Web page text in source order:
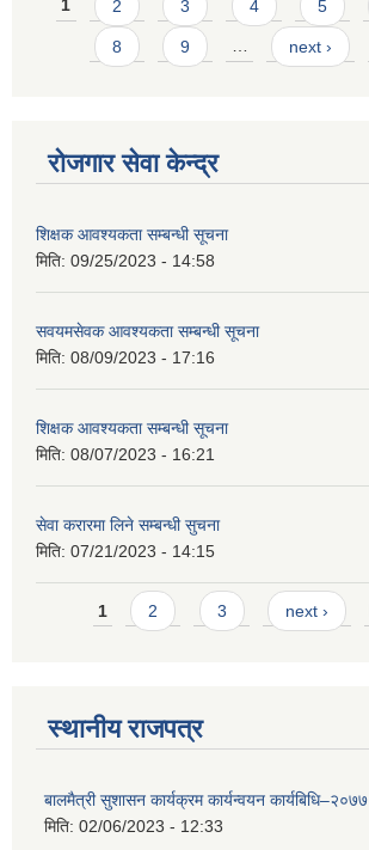
1 2 3 4 5
8 9 … next ›
रोजगार सेवा केन्द्र
शिक्षक आवश्यकता सम्बन्धी सूचना
मिति: 09/25/2023 - 14:58
सवयमसेवक आवश्यकता सम्बन्धी सूचना
मिति: 08/09/2023 - 17:16
शिक्षक आवश्यकता सम्बन्धी सूचना
मिति: 08/07/2023 - 16:21
सेवा करारमा लिने सम्बन्धी सुचना
मिति: 07/21/2023 - 14:15
Pages
1 2 3 next ›
स्थानीय राजपत्र
बालमैत्री सुशासन कार्यक्रम कार्यन्वयन कार्यबिधि–२०७७
मिति: 02/06/2023 - 12:33